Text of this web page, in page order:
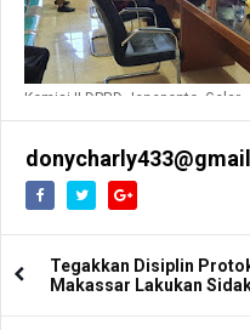
Komisi II DPRD Jeneponto, Gelar
Tegakkan Disiplin
Makassar Lakukan